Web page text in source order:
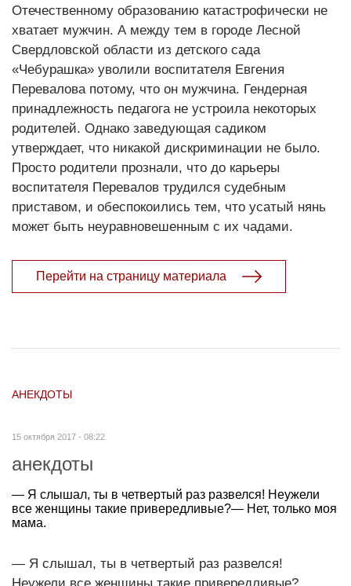
Отечественному образованию катастрофически не
хватает мужчин. А между тем в городе Лесной
Свердловской области из детского сада
«Чебурашка» уволили воспитателя Евгения
Перевалова потому, что он мужчина. Гендерная
принадлежность педагога не устроила некоторых
родителей. Однако заведующая садиком
утверждает, что никакой дискриминации не было.
Просто родители прознали, что до карьеры
воспитателя Перевалов трудился судебным
приставом, и обеспокоились тем, что усатый нянь
может быть неуравновешенным с их чадами.
Перейти на страницу материала
АНЕКДОТЫ
15 октября 2017 - 08:22
анекдоты
— Я слышал, ты в четвертый раз развелся! Неужели
все женщины такие привередливые?— Нет, только моя
мама.
— Я слышал, ты в четвертый раз развелся!
Неужели все женщины такие привередливые?